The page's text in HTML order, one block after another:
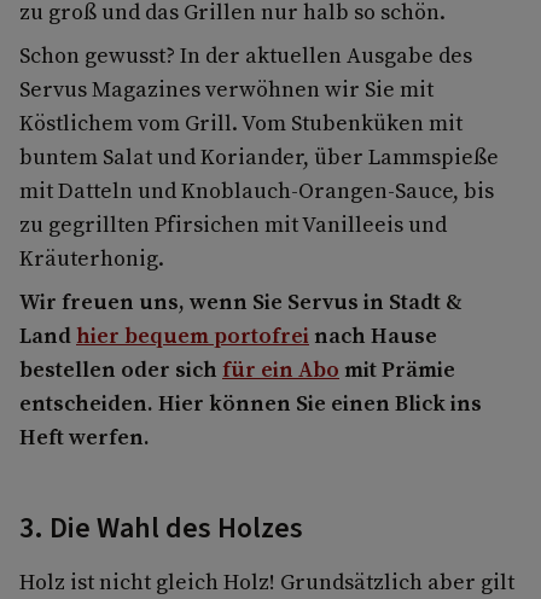
zu groß und das Grillen nur halb so schön.
Schon gewusst? In der aktuellen Ausgabe des
Servus Magazines verwöhnen wir Sie mit
Köstlichem vom Grill. Vom Stubenküken mit
buntem Salat und Koriander, über Lammspieße
mit Datteln und Knoblauch-Orangen-Sauce, bis
zu gegrillten Pfirsichen mit Vanilleeis und
Kräuterhonig.
Wir freuen uns, wenn Sie Servus in Stadt &
Land hier bequem portofrei nach Hause
bestellen oder sich für ein Abo mit Prämie
entscheiden. Hier können Sie einen Blick ins
Heft werfen.
3. Die Wahl des Holzes
Holz ist nicht gleich Holz! Grundsätz­lich aber gilt